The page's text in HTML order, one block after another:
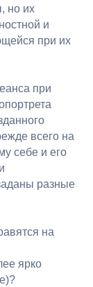
но их
и
при их
при
всего на
себе и его
разные
на
ярко